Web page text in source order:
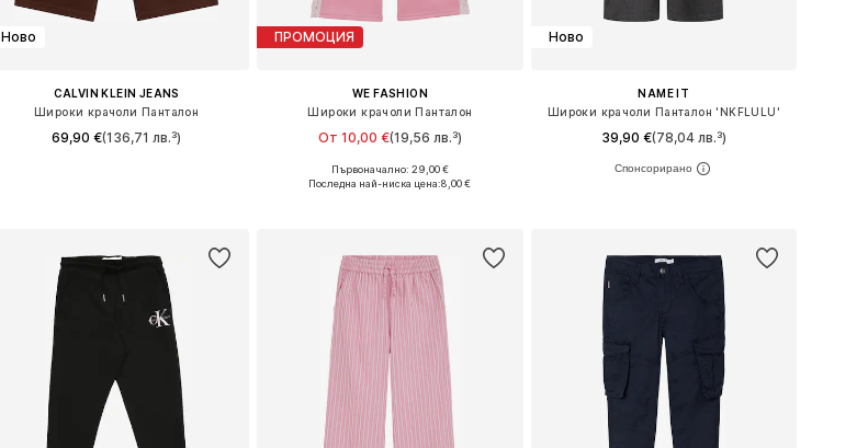
Ново
CALVIN KLEIN JEANS
Широки крачоли Панталон
69,90 €(136,71 лв.³)
ПРОМОЦИЯ
WE FASHION
Широки крачоли Панталон
От 10,00 €(19,56 лв.³)
Предлага се в много размери
Първоначално: 29,00 €
Последна най-ниска цена:8,00 €
Ново
NAME IT
Широки крачоли Панталон 'NKFLULU'
39,90 €(78,04 лв.³)
Предлага се в много размери